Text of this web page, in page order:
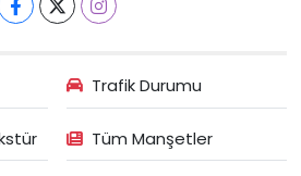
Trafik Durumu
Tüm Manşetler